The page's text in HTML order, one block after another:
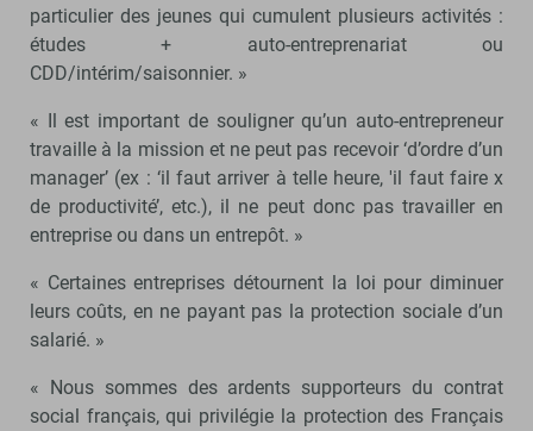
particulier des jeunes qui cumulent plusieurs activités :
études + auto-entreprenariat ou
CDD/intérim/saisonnier. »
« Il est important de souligner qu’un auto-entrepreneur
travaille à la mission et ne peut pas recevoir ‘d’ordre d’un
manager’ (ex : ‘il faut arriver à telle heure, 'il faut faire x
de productivité’, etc.), il ne peut donc pas travailler en
entreprise ou dans un entrepôt. »
« Certaines entreprises détournent la loi pour diminuer
leurs coûts, en ne payant pas la protection sociale d’un
salarié. »
« Nous sommes des ardents supporteurs du contrat
social français, qui privilégie la protection des Français